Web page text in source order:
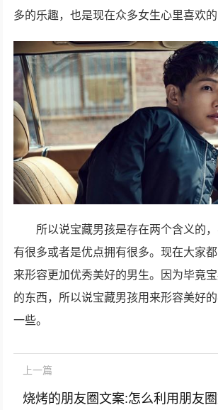
多的乐趣，也是现在众多女生心里喜欢的
所以说宝藏男孩是存在两个含义的
有很多或者是优点拥有很多。现在大家
来形容更加优秀美好的男生。因为毕竟
的东西，所以说宝藏男孩用来形容美好
一些。
上一篇